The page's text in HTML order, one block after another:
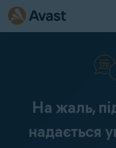
На жаль,
надається